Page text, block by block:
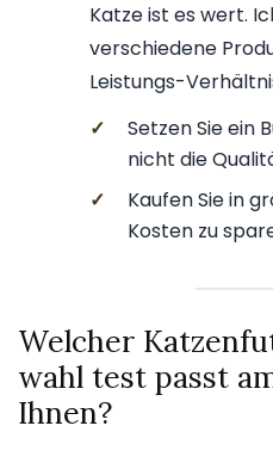
Katze ist es wert.
verschiedene
Leistungs-
✓
Setzen Sie ein
nicht die
✓
Kaufen Sie in
Kosten zu
Welcher
wahl test passt
Ihnen?